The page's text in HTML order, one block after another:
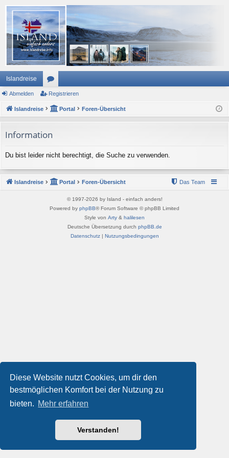
Diese Website nutzt Cookies, um dir den
bestmöglichen Komfort bei der Nutzung zu
bieten. Mehr erfahren
Verstanden!
Islandreise
or
en
Abmelden Registrieren
Islandreise Portal Foren-Übersicht
Information
Du bist leider nicht berechtigt, die Suche zu verwenden.
Islandreise Portal Foren-Übersicht Das Team
© 1997-2026 by Island - einfach anders!
Powered by phpBB® Forum Software © phpBB Limited
Style von Arty & halilesen
Deutsche Übersetzung durch phpBB.de
Datenschutz| Nutzungsbedingungen